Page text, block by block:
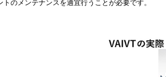
のメンテナンスを適宜行うことが必要です。